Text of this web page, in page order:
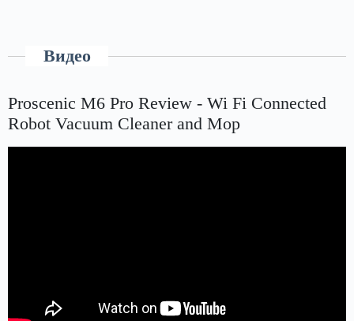
Видео
Proscenic M6 Pro Review - Wi Fi Connected
Robot Vacuum Cleaner and Mop